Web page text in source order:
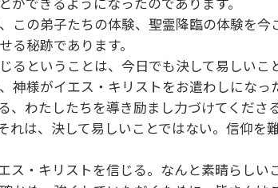
この弟子たちの体験、聖霊降臨の体験を
る秘跡であります。
るということは、今日でも決して易しい
神様がイエス・キリストをお遣わしにな
、わたしたちを導き励まし力づけてくだ
れは、決して易しいことではない。信仰
ス・キリストを信じる。なんと素晴らし